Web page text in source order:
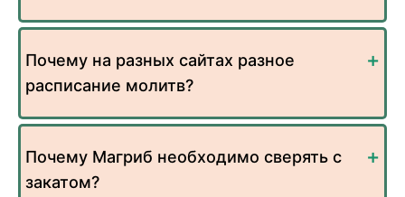
Почему на разных сайтах разное
расписание молитв?
Почему Магриб необходимо сверять с
закатом?